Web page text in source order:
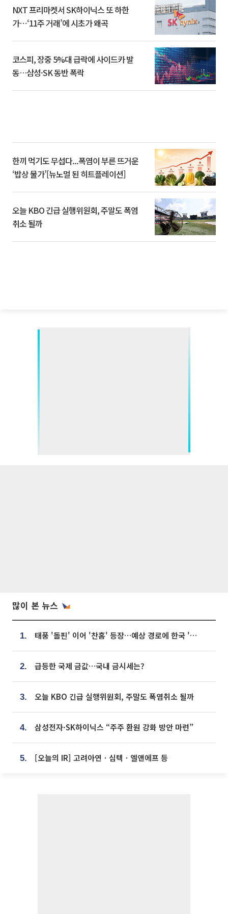
NXT 프리마켓서 SK하이닉스 또 하한
가⋯‘11주 거래’에 시초가 왜곡
코스피, 장중 5%대 급락에 사이드카 발
동…삼성·SK 동반 폭락
한끼 먹기도 무섭다...폭염이 부른 뜨거운
‘밥상 물가’[뉴노멀 된 히트플레이션]
오늘 KBO 긴급 실행위원회, 주말도 폭염
취소 될까
많이 본 뉴스
1. 태풍 '돌핀' 이어 '찬홈' 등장…예상 경로에 한국 '한숨'
2. 급등한 국제 금값…국내 금시세는?
3. 오늘 KBO 긴급 실행위원회, 주말도 폭염취소 될까
4. 삼성전자·SK하이닉스 “주주 환원 강화 방안 마련”
5. [오늘의 IR] 고려아연ㆍ심텍ㆍ엘앤에프 등